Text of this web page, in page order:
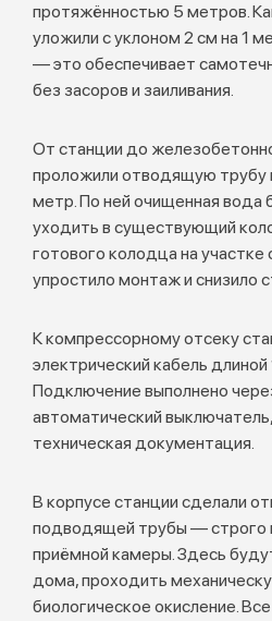
протяжённостью 5 метров.
уложили с уклоном 2 см на 1
— это обеспечивает
без засоров и заиливания.
От станции до
проложили отводящую трубу
метр. По ней очищенная вода
уходить в существующий
готового колодца на
упростило монтаж и снизило
К компрессорному отсеку
электрический кабель
Подключение выполнено
автоматический
техническая документация.
В корпусе станции сделали
подводящей трубы — строго
приёмной камеры. Здесь
дома, проходить
биологическое окисление.